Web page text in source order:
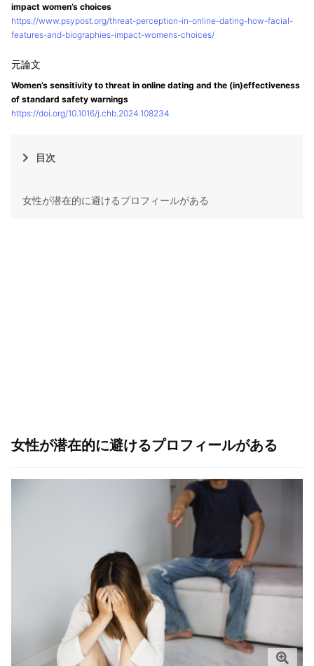
impact women’s choices
https://www.psypost.org/threat-perception-in-online-dating-how-facial-
features-and-biographies-impact-womens-choices/
Women’s sensitivity to threat in online dating and the (in)effectiveness
of standard safety warnings
https://doi.org/10.1016/j.chb.2024.108234
目次
女性が潜在的に避けるプロフィールがある
女性が潜在的に避けるプロフィールがある